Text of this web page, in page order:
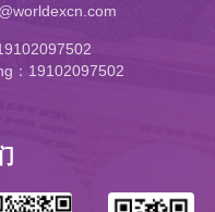
：19102097502